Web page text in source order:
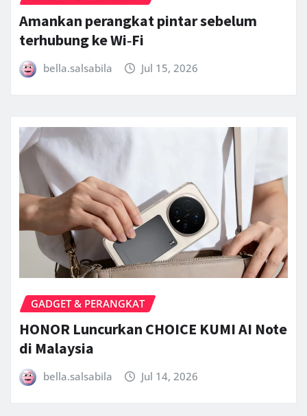
Amankan perangkat pintar sebelum
terhubung ke Wi‑Fi
bella.salsabila Jul 15, 2026
GADGET & PERANGKAT
HONOR Luncurkan CHOICE KUMI AI Note
di Malaysia
bella.salsabila Jul 14, 2026